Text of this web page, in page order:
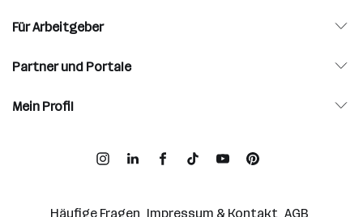
Für Arbeitgeber
Partner und Portale
Mein Profil
Häufige Fragen Impressum & Kontakt AGB